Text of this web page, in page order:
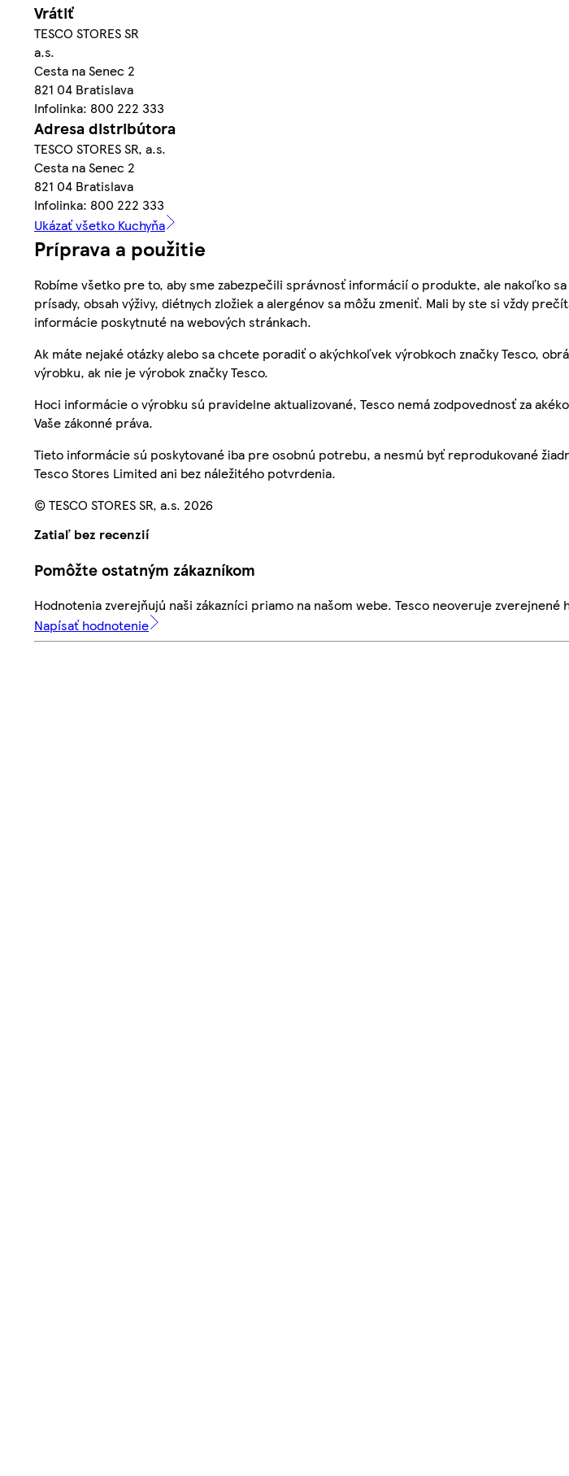
Vrátiť
TESCO STORES SR
a.s.
Cesta na Senec 2
821 04 Bratislava
Infolinka: 800 222 333
Adresa distribútora
TESCO STORES SR, a.s.
Cesta na Senec 2
821 04 Bratislava
Infolinka: 800 222 333
Ukázať všetko Kuchyňa
Príprava a použitie
Robíme všetko pre to, aby sme zabezpečili správnosť informácií o produkte, ale nakoľko
prísady, obsah výživy, diétnych zložiek a alergénov sa môžu zmeniť. Mali by ste si vždy
informácie poskytnuté na webových stránkach.
Ak máte nejaké otázky alebo sa chcete poradiť o akýchkoľvek výrobkoch značky Tesco,
výrobku, ak nie je výrobok značky Tesco.
Hoci informácie o výrobku sú pravidelne aktualizované, Tesco nemá zodpovednosť za
Vaše zákonné práva.
Tieto informácie sú poskytované iba pre osobnú potrebu, a nesmú byť reprodukované
Tesco Stores Limited ani bez náležitého potvrdenia.
© TESCO STORES SR, a.s. 2026
Zatiaľ bez recenzií
Pomôžte ostatným zákazníkom
Hodnotenia zverejňujú naši zákazníci priamo na našom webe. Tesco neoveruje zverejnené
Napísať hodnotenie